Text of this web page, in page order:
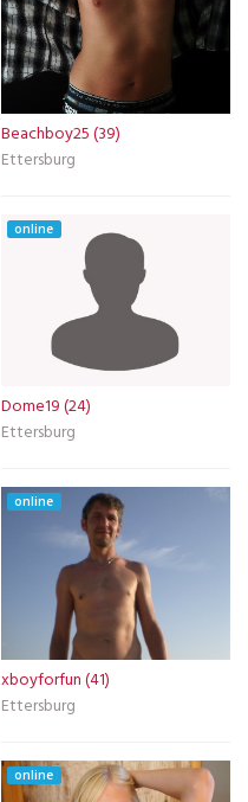
Beachboy25 (39)
Ettersburg
online
Dome19 (24)
Ettersburg
online
xboyforfun (41)
Ettersburg
online